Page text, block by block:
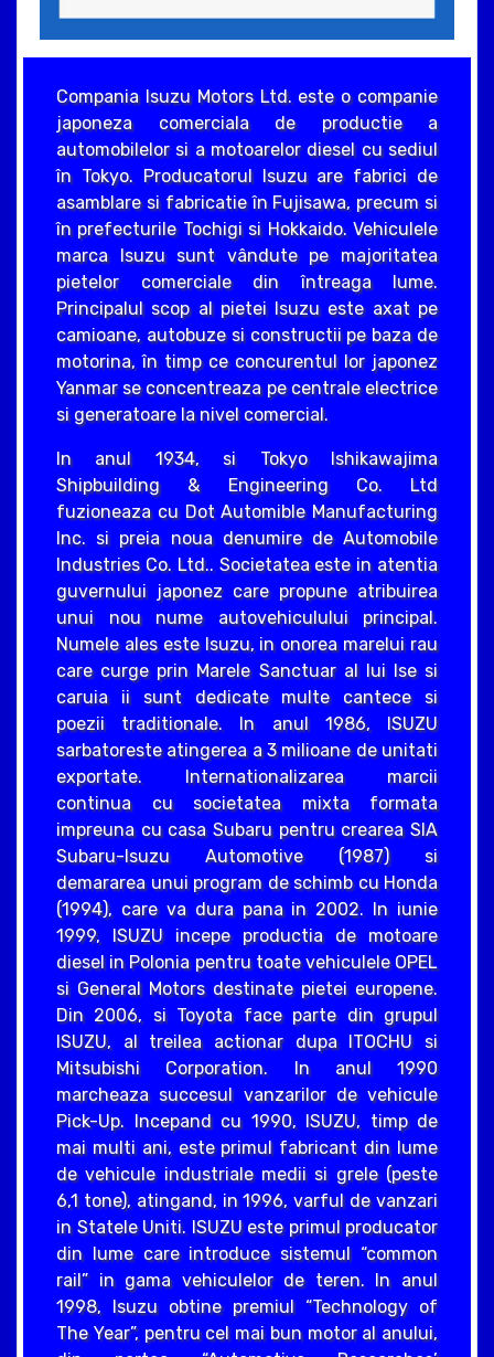
Compania Isuzu Motors Ltd. este o companie
japoneza comerciala de productie a
automobilelor si a motoarelor diesel cu sediul
în Tokyo. Producatorul Isuzu are fabrici de
asamblare si fabricatie în Fujisawa, precum si
în prefecturile Tochigi si Hokkaido. Vehiculele
marca Isuzu sunt vândute pe majoritatea
pietelor comerciale din întreaga lume.
Principalul scop al pietei Isuzu este axat pe
camioane, autobuze si constructii pe baza de
motorina, în timp ce concurentul lor japonez
Yanmar se concentreaza pe centrale electrice
si generatoare la nivel comercial.
In anul 1934, si Tokyo Ishikawajima
Shipbuilding & Engineering Co. Ltd
fuzioneaza cu Dot Automible Manufacturing
Inc. si preia noua denumire de Automobile
Industries Co. Ltd.. Societatea este in atentia
guvernului japonez care propune atribuirea
unui nou nume autovehiculului principal.
Numele ales este Isuzu, in onorea marelui rau
care curge prin Marele Sanctuar al lui Ise si
caruia ii sunt dedicate multe cantece si
poezii traditionale. In anul 1986, ISUZU
sarbatoreste atingerea a 3 milioane de unitati
exportate. Internationalizarea marcii
continua cu societatea mixta formata
impreuna cu casa Subaru pentru crearea SIA
Subaru-Isuzu Automotive (1987) si
demararea unui program de schimb cu Honda
(1994), care va dura pana in 2002. In iunie
1999, ISUZU incepe productia de motoare
diesel in Polonia pentru toate vehiculele OPEL
si General Motors destinate pietei europene.
Din 2006, si Toyota face parte din grupul
ISUZU, al treilea actionar dupa ITOCHU si
Mitsubishi Corporation. In anul 1990
marcheaza succesul vanzarilor de vehicule
Pick-Up. Incepand cu 1990, ISUZU, timp de
mai multi ani, este primul fabricant din lume
de vehicule industriale medii si grele (peste
6,1 tone), atingand, in 1996, varful de vanzari
in Statele Uniti. ISUZU este primul producator
din lume care introduce sistemul “common
rail” in gama vehiculelor de teren. In anul
1998, Isuzu obtine premiul “Technology of
The Year”, pentru cel mai bun motor al anului,